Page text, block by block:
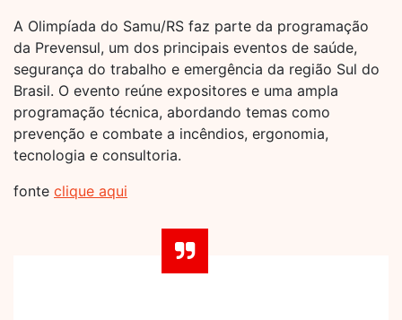
A Olimpíada do Samu/RS faz parte da programação
da Prevensul, um dos principais eventos de saúde,
segurança do trabalho e emergência da região Sul do
Brasil. O evento reúne expositores e uma ampla
programação técnica, abordando temas como
prevenção e combate a incêndios, ergonomia,
tecnologia e consultoria.
fonte clique aqui